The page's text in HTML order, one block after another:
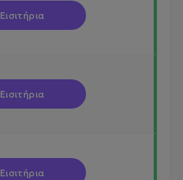
Εισιτήρια
Εισιτήρια
Εισιτήρια